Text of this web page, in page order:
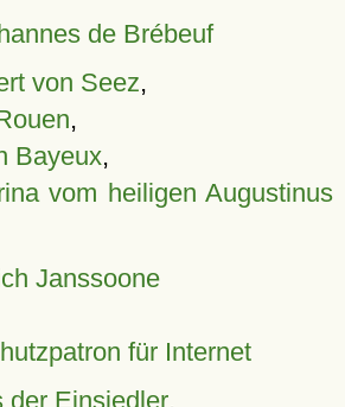
de Brébeuf
von Seez,
,
Bayeux,
vom heiligen Augustinus
Janssoone
für Internet
der Einsiedler,